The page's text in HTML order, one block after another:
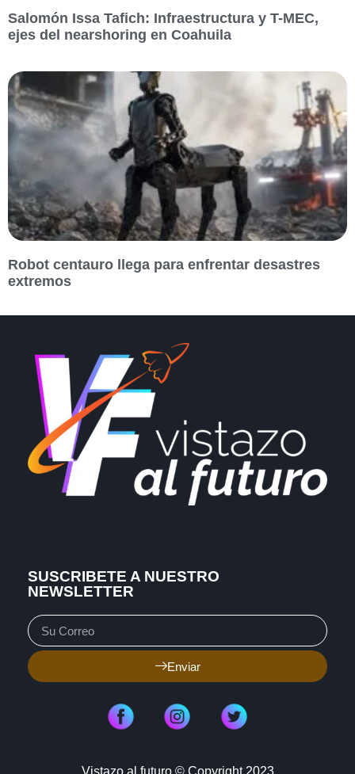
Salomón Issa Tafich: Infraestructura y T-MEC,
ejes del nearshoring en Coahuila
Robot centauro llega para enfrentar desastres
extremos
SUSCRIBETE A NUESTRO
NEWSLETTER
Enviar